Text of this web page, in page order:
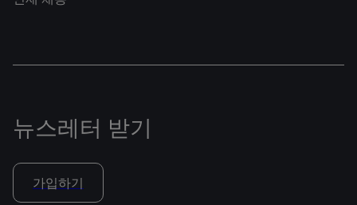
뉴스레터 받기
가입하기